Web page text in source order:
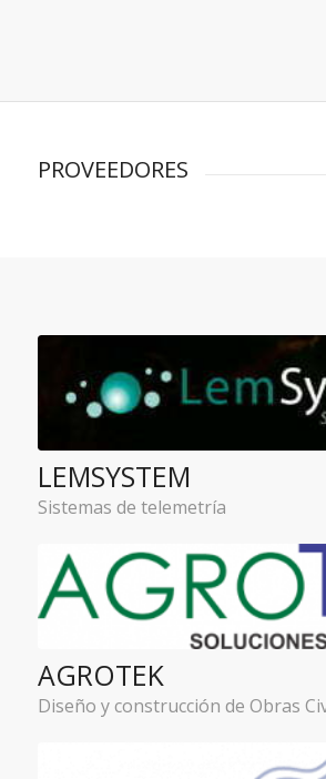
PROVEEDORES
LEMSYSTEM
Sistemas de telemetría
AGROTEK
Diseño y construcción de Obras